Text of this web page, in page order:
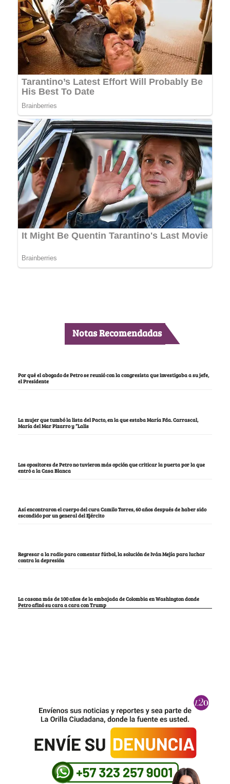
Notas Recomendadas
Por qué el abogado de Petro se reunió con la congresista que investigaba a su jefe,
el Presidente
La mujer que tumbó la lista del Pacto, en la que estaba María Fda. Carrascal,
María del Mar Pizarro y “Lalis
Los opositores de Petro no tuvieron más opción que criticar la puerta por la que
entró a la Casa Blanca
Así encontraron el cuerpo del cura Camilo Torres, 60 años después de haber sido
escondido por un general del Ejército
Regresar a la radio para comentar fútbol, la solución de Iván Mejía para luchar
contra la depresión
La casona más de 100 años de la embajada de Colombia en Washington donde
Petro afinó su cara a cara con Trump